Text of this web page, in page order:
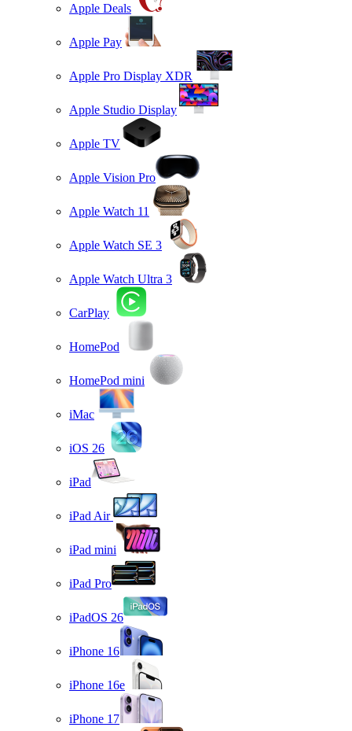
Apple Deals
Apple Pay
Apple Pro Display XDR
Apple Studio Display
Apple TV
Apple Vision Pro
Apple Watch 11
Apple Watch SE 3
Apple Watch Ultra 3
CarPlay
HomePod
HomePod mini
iMac
iOS 26
iPad
iPad Air
iPad mini
iPad Pro
iPadOS 26
iPhone 16
iPhone 16e
iPhone 17